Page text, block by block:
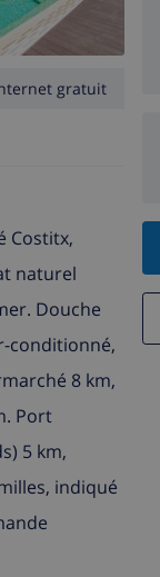
gratuit
Costitx,
naturel
Douche
conditionné,
8 km,
Port
5 km,
indiqué